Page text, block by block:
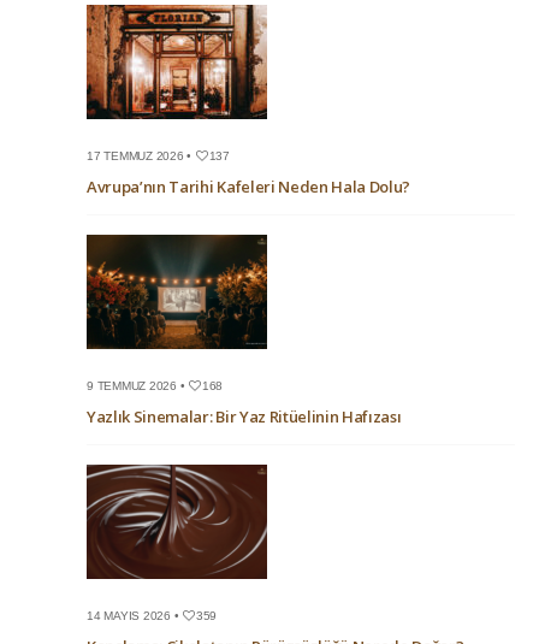
17 TEMMUZ 2026 • 137
Avrupa’nın Tarihi Kafeleri Neden Hala Dolu?
9 TEMMUZ 2026 • 168
Yazlık Sinemalar: Bir Yaz Ritüelinin Hafızası
14 MAYIS 2026 • 359